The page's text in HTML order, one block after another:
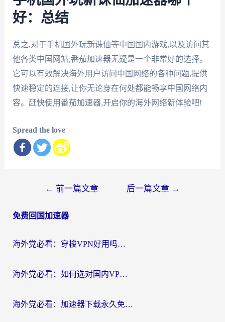
好：总结
总之,对于手机国外玩新诛仙等中国国内游戏,以及访问其
他各类中国网站,番茄加速器无疑是一个非常好的选择。
它可以有效解决海外用户访问中国网络的各种问题,提供
快速稳定的连接,让你无论身在何处都能畅享中国网络内
容。赶快使用番茄加速器,开启你的海外网络新体验吧!
Spread the love
导
← 前一篇文章 后一篇文章 →
免费回国加速器
海外党必看：穿梭VPN好用吗？和云帆VPN对比哪个回国效果更好？附真实测评+避坑指南
海外党必看：如何选对国内VPN，实现无缝访问国内资源？
海外党必看：加速器下载永久免费版真的存在吗？教你无缝访问国内资源的正确姿势